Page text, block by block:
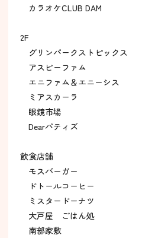
カラオケCLUB DAM
2F
グリンパークストピックス
アスビーファム
エニファム＆エニーシス
ミアスカーラ
眼鏡市場
Dearパティズ
飲食店舗
モスバーガー
ドトールコーヒー
ミスタードーナツ
大戸屋 ごはん処
南部家敷